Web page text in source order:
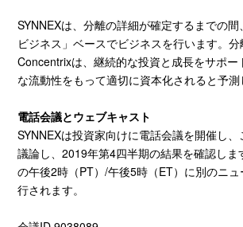
SYNNEXは、分離の詳細が確定するまでの
ビジネス」ベースでビジネスを行います。分
Concentrixは、継続的な投資と成長をサポー
な流動性をもって適切に資本化されると予測
電話会議とウェブキャスト
SYNNEXは投資家向けに電話会議を開催し
議論し、2019年第4四半期の結果を確認しま
の午後2時（PT）/午後5時（ET）に別のニ
行されます。